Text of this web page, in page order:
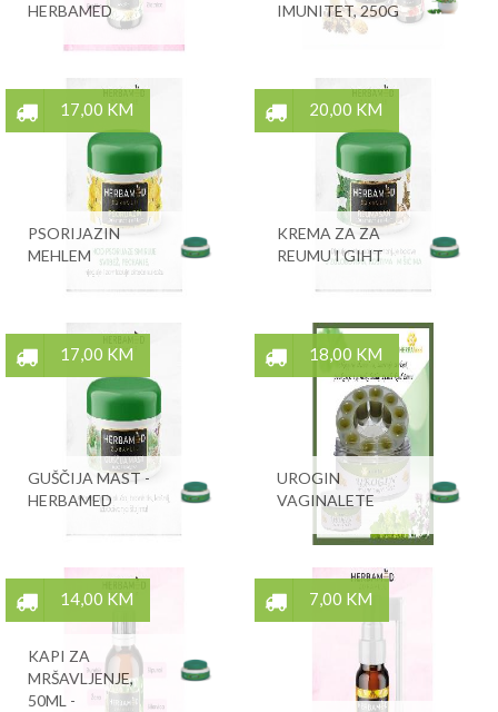
HERBAMED
IMUNITET, 250G
17,00 KM
PSORIJAZIN
MEHLEM
20,00 KM
KREMA ZA ZA
REUMU I GIHT
17,00 KM
GUŠČIJA MAST -
HERBAMED
18,00 KM
UROGIN
VAGINALETE
14,00 KM
KAPI ZA
MRŠAVLJENJE,
50ML -
7,00 KM